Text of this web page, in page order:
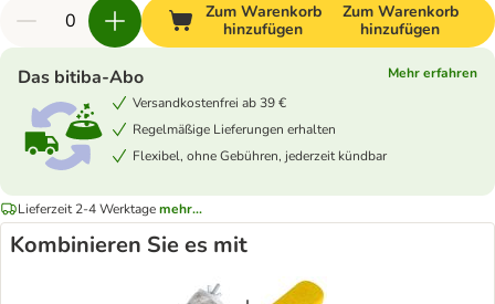
Zum Warenkorb
hinzufügen
Zum Warenkorb
hinzufügen
Das bitiba-Abo
Mehr erfahren
Versandkostenfrei ab 39 €
Regelmäßige Lieferungen erhalten
Flexibel, ohne Gebühren, jederzeit kündbar
Lieferzeit 2-4 Werktagemehr...
Kombinieren Sie es mit